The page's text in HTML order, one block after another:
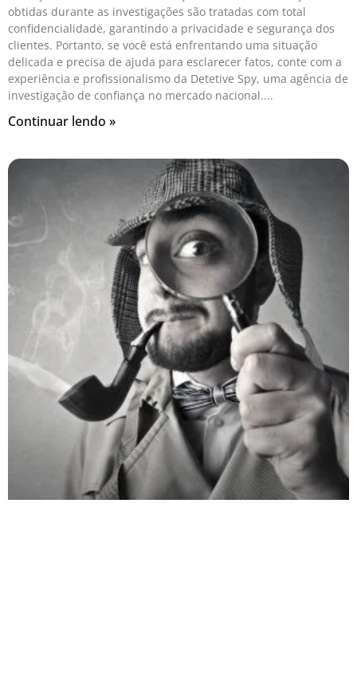
obtidas durante as investigações são tratadas com total
confidencialidade, garantindo a privacidade e segurança dos
clientes. Portanto, se você está enfrentando uma situação
delicada e precisa de ajuda para esclarecer fatos, conte com a
experiência e profissionalismo da Detetive Spy, uma agência de
investigação de confiança no mercado nacional.
Continuar lendo »